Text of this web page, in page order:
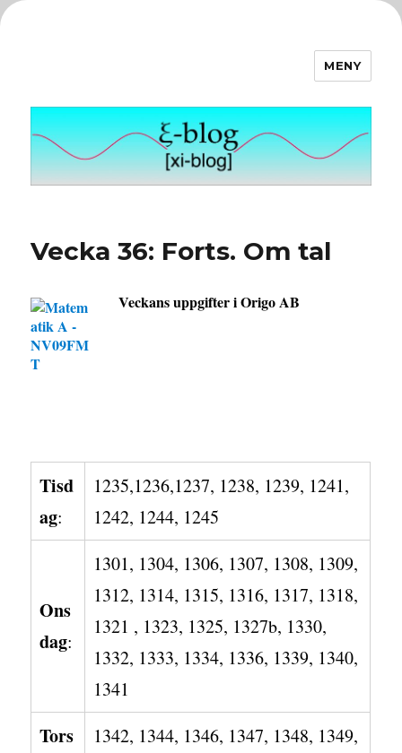
MENY
Vecka 36: Forts. Om tal
Veckans uppgifter i Origo AB
Tisd
ag:
1235,1236,1237, 1238, 1239, 1241,
1242, 1244, 1245
Ons
dag:
1301, 1304, 1306, 1307, 1308, 1309,
1312, 1314, 1315, 1316, 1317, 1318,
1321 , 1323, 1325, 1327b, 1330,
1332, 1333, 1334, 1336, 1339, 1340,
1341
Tors
1342, 1344, 1346, 1347, 1348, 1349,